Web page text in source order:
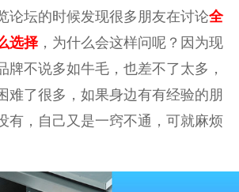
论坛的时候发现很多朋友在讨论全
选择 ，为什么会这样问呢？因为现
牌不说多如牛毛，也差不了太多，
难了很多，如果身边有有经验的朋
有，自己又是一窍不通，可就麻烦